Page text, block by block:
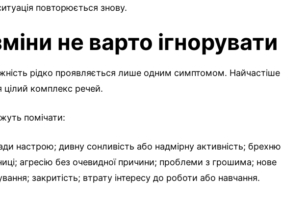
повторюється знову.
не варто ігнорувати
рідко проявляється лише одним симптомом. Найчастіше
цілий комплекс речей.
помічати:
настрою; дивну сонливість або надмірну активність; брехню
агресію без очевидної причини; проблеми з грошима; нове
закритість; втрату інтересу до роботи або навчання.